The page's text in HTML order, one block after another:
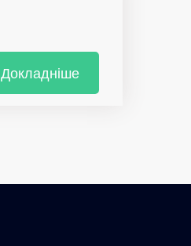
Докладніше